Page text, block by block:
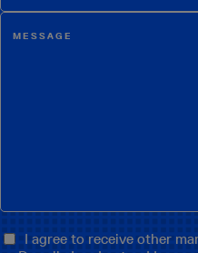
I agree to receive other